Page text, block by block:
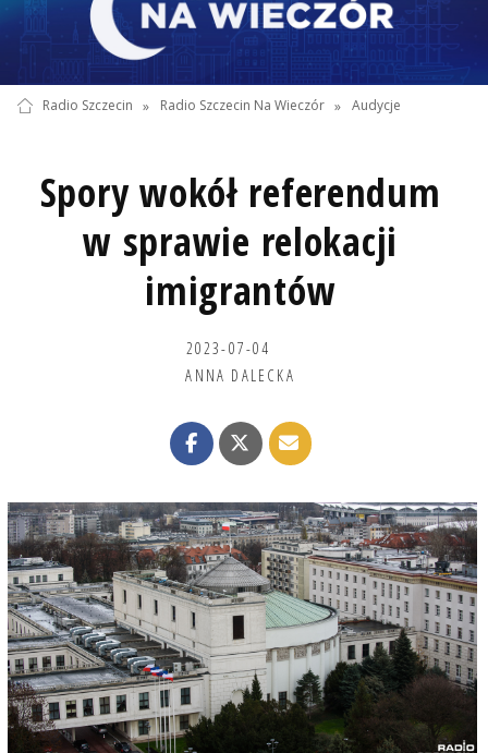
Radio Szczecin » Radio Szczecin Na Wieczór » Audycje
Spory wokół referendum
w sprawie relokacji
imigrantów
2023-07-04
ANNA DALECKA